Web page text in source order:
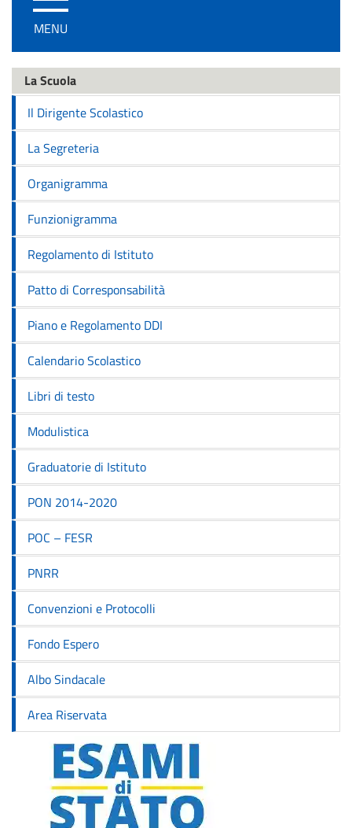
/
disattiva
navigazione
MENU
La Scuola
Il Dirigente Scolastico
La Segreteria
Organigramma
Funzionigramma
Regolamento di Istituto
Patto di Corresponsabilità
Piano e Regolamento DDI
Calendario Scolastico
Libri di testo
Modulistica
Graduatorie di Istituto
PON 2014-2020
POC – FESR
PNRR
Convenzioni e Protocolli
Fondo Espero
Albo Sindacale
Area Riservata